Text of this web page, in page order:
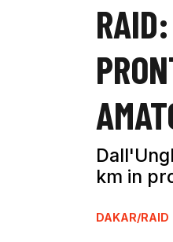
km in
DAKAR/RAID